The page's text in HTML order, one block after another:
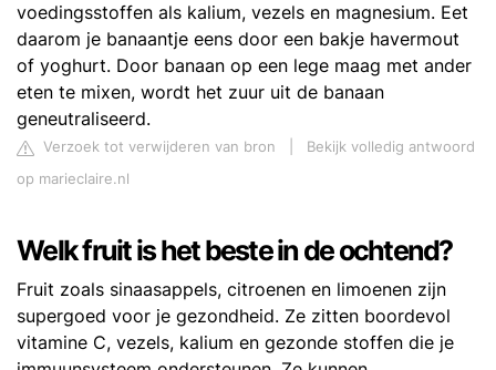
voedingsstoffen als kalium, vezels en magnesium. Eet
daarom je banaantje eens door een bakje havermout
of yoghurt. Door banaan op een lege maag met ander
eten te mixen, wordt het zuur uit de banaan
geneutraliseerd.
Verzoek tot verwijderen van bron
Bekijk volledig antwoord
op marieclaire.nl
Welk fruit is het beste in de ochtend?
Fruit zoals sinaasappels, citroenen en limoenen zijn
supergoed voor je gezondheid. Ze zitten boordevol
vitamine C, vezels, kalium en gezonde stoffen die je